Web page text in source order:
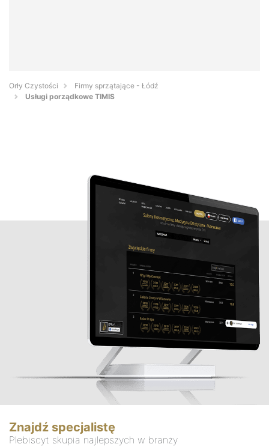
Orły Czystości
Firmy sprzątające - Łódź
Usługi porządkowe TIMIS
Znajdź specjalistę
Plebiscyt skupia najlepszych w branży